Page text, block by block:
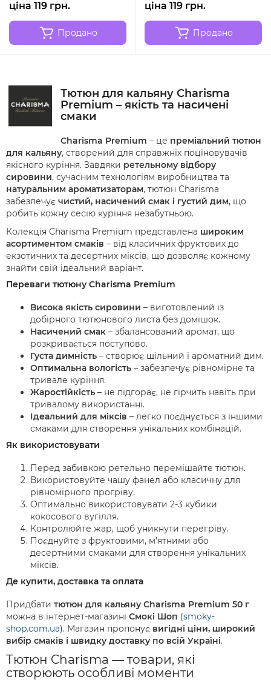
ціна 119 грн.
Продано
ціна 119 грн.
Продано
Тютюн для кальяну Charisma
Premium – якість та насичені
смаки
Charisma Premium – це преміальний тютюн
для кальяну, створений для справжніх поціновувачів
якісного куріння. Завдяки ретельному відбору
сировини, сучасним технологіям виробництва та
натуральним ароматизаторам, тютюн Charisma
забезпечує чистий, насичений смак і густий дим, що
робить кожну сесію куріння незабутньою.
Колекція Charisma Premium представлена широким
асортиментом смаків – від класичних фруктових до
екзотичних та десертних міксів, що дозволяє кожному
знайти свій ідеальний варіант.
Переваги тютюну Charisma Premium
Висока якість сировини – виготовлений із
добірного тютюнового листа без домішок.
Насичений смак – збалансований аромат, що
розкривається поступово.
Густа димність – створює щільний і ароматний дим.
Оптимальна вологість – забезпечує рівномірне та
тривале куріння.
Жаростійкість – не підгорає, не гірчить навіть при
тривалому використанні.
Ідеальний для міксів – легко поєднується з іншими
смаками для створення унікальних комбінацій.
Як використовувати
Перед забивкою ретельно перемішайте тютюн.
Використовуйте чашу фанел або класичну для
рівномірного прогріву.
Оптимально використовувати 2-3 кубики
кокосового вугілля.
Контролюйте жар, щоб уникнути перегріву.
Поєднуйте з фруктовими, м’ятними або
десертними смаками для створення унікальних
міксів.
Де купити, доставка та оплата
Придбати тютюн для кальяну Charisma Premium 50 г
можна в інтернет-магазині Смокі Шоп (smoky-
shop.com.ua). Магазин пропонує вигідні ціни, широкий
вибір смаків і швидку доставку по всій Україні.
Тютюн Charisma — товари, які
створюють особливі моменти